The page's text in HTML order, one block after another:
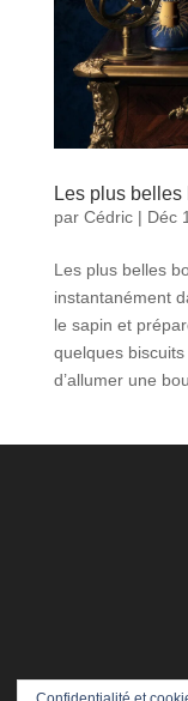
Les plus belles
par Cédric| Déc
Les plus belles
instantanément
le sapin et
quelques
d’allumer une